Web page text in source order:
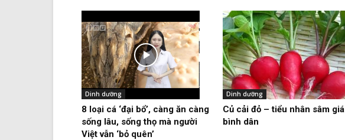
Dinh dưỡng
8 loại cá ‘đại bổ’, càng ăn càng
sống lâu, sống thọ mà người
Việt vẫn ‘bỏ quên’
Dinh dưỡng
Củ cải đỏ – tiểu nhân sâm giá
bình dân